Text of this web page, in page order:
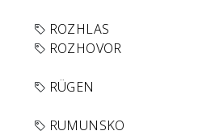
ROZHLAS
ROZHOVOR
RÜGEN
RUMUNSKO